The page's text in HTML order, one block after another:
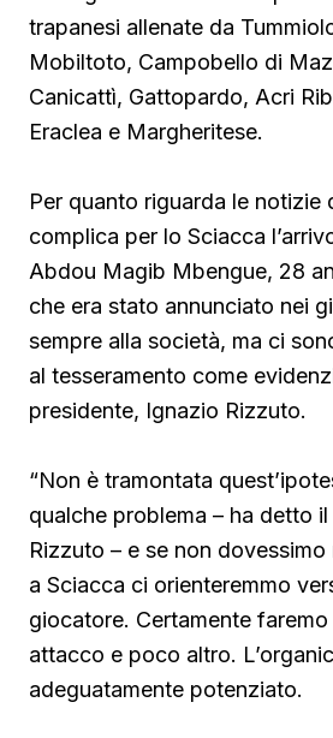
trapanesi allenate da
Mobiltoto, Campobello di
Canicattì, Gattopardo, Acri
Eraclea e Margheritese.
Per quanto riguarda le notizie
complica per lo Sciacca
Abdou Magib Mbengue, 28
che era stato annunciato nei
sempre alla società, ma ci
al tesseramento come
presidente, Ignazio Rizzuto.
“Non è tramontata
qualche problema – ha detto
Rizzuto – e se non
a Sciacca ci orienteremmo
giocatore. Certamente
attacco e poco altro.
adeguatamente potenziato.